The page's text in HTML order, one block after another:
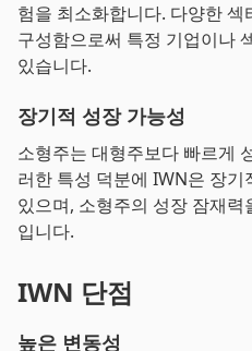
험을 최소화합니다. 다양한
구성함으로써 특정 기업이나
있습니다.
장기적 성장 가능성
소형주는 대형주보다 빠르게
러한 특성 덕분에 IWN은 장
있으며, 소형주의 성장 잠재
입니다.
IWN 단점
높은 변동성